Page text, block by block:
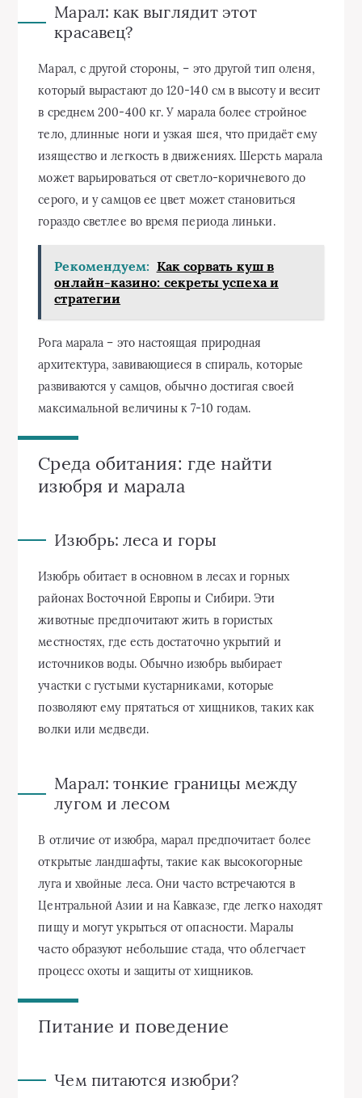
Марал: как выглядит этот
красавец?
Марал, с другой стороны, – это другой тип оленя,
который вырастают до 120-140 см в высоту и весит
в среднем 200-400 кг. У марала более стройное
тело, длинные ноги и узкая шея, что придаёт ему
изящество и легкость в движениях. Шерсть марала
может варьироваться от светло-коричневого до
серого, и у самцов ее цвет может становиться
гораздо светлее во время периода линьки.
Рекомендуем: Как сорвать куш в
онлайн-казино: секреты успеха и
стратегии
Рога марала – это настоящая природная
архитектура, завивающиеся в спираль, которые
развиваются у самцов, обычно достигая своей
максимальной величины к 7-10 годам.
Среда обитания: где найти
изюбря и марала
Изюбрь: леса и горы
Изюбрь обитает в основном в лесах и горных
районах Восточной Европы и Сибири. Эти
животные предпочитают жить в гористых
местностях, где есть достаточно укрытий и
источников воды. Обычно изюбрь выбирает
участки с густыми кустарниками, которые
позволяют ему прятаться от хищников, таких как
волки или медведи.
Марал: тонкие границы между
лугом и лесом
В отличие от изюбра, марал предпочитает более
открытые ландшафты, такие как высокогорные
луга и хвойные леса. Они часто встречаются в
Центральной Азии и на Кавказе, где легко находят
пищу и могут укрыться от опасности. Маралы
часто образуют небольшие стада, что облегчает
процесс охоты и защиты от хищников.
Питание и поведение
Чем питаются изюбри?